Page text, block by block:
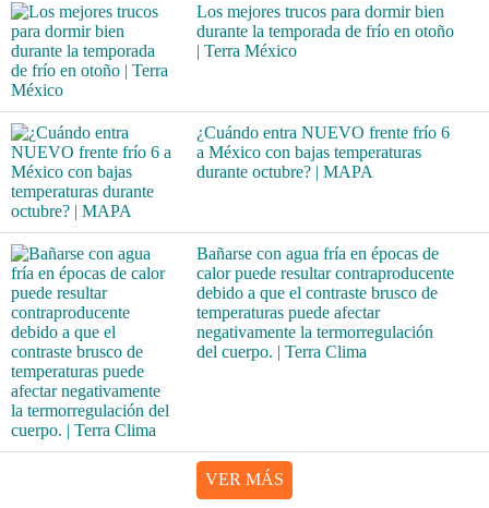
Los mejores trucos para dormir bien
durante la temporada de frío en otoño
| Terra México
¿Cuándo entra NUEVO frente frío 6
a México con bajas temperaturas
durante octubre? | MAPA
Bañarse con agua fría en épocas de
calor puede resultar contraproducente
debido a que el contraste brusco de
temperaturas puede afectar
negativamente la termorregulación
del cuerpo. | Terra Clima
VER MÁS